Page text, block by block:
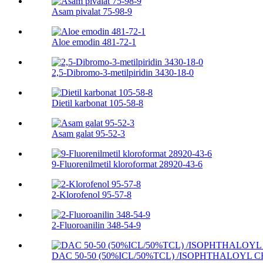
Asam pivalat 75-98-9
Aloe emodin 481-72-1
2,5-Dibromo-3-metilpiridin 3430-18-0
Dietil karbonat 105-58-8
Asam galat 95-52-3
9-Fluorenilmetil kloroformat 28920-43-6
2-Klorofenol 95-57-8
2-Fluoroanilin 348-54-9
DAC 50-50 (50%ICL/50%TCL) /ISOPHTHALOYL